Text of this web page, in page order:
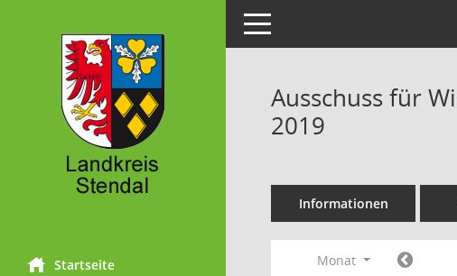
Startseite
Toggle navigation
Ausschuss für
2019
Informationen
Monat